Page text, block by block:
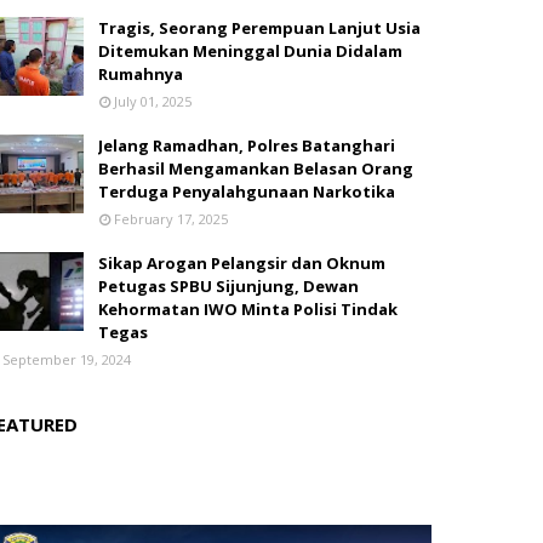
Tragis, Seorang Perempuan Lanjut Usia
Ditemukan Meninggal Dunia Didalam
Rumahnya
July 01, 2025
Jelang Ramadhan, Polres Batanghari
Berhasil Mengamankan Belasan Orang
Terduga Penyalahgunaan Narkotika
February 17, 2025
Sikap Arogan Pelangsir dan Oknum
Petugas SPBU Sijunjung, Dewan
Kehormatan IWO Minta Polisi Tindak
Tegas
September 19, 2024